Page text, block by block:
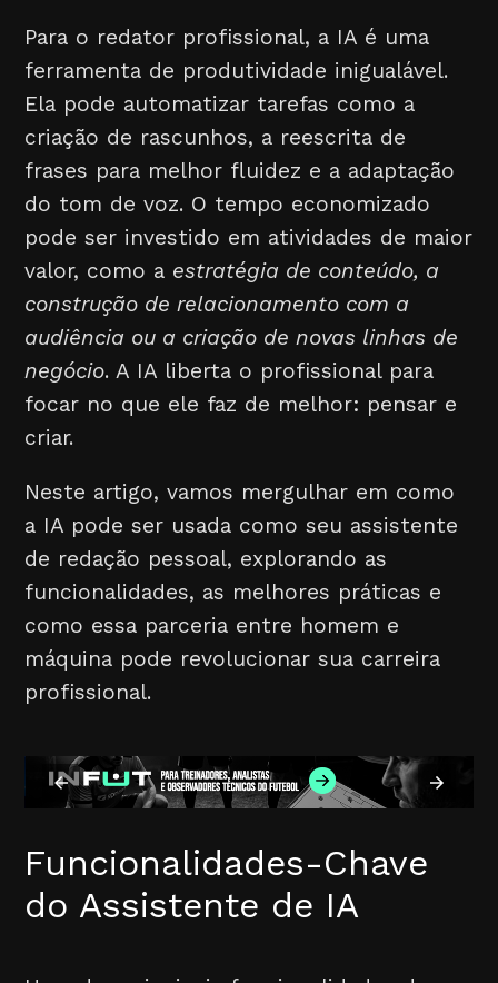
Para o redator profissional, a IA é uma
ferramenta de produtividade inigualável.
Ela pode automatizar tarefas como a
criação de rascunhos, a reescrita de
frases para melhor fluidez e a adaptação
do tom de voz. O tempo economizado
pode ser investido em atividades de maior
valor, como a estratégia de conteúdo, a
construção de relacionamento com a
audiência ou a criação de novas linhas de
negócio. A IA liberta o profissional para
focar no que ele faz de melhor: pensar e
criar.
Neste artigo, vamos mergulhar em como
a IA pode ser usada como seu assistente
de redação pessoal, explorando as
funcionalidades, as melhores práticas e
como essa parceria entre homem e
máquina pode revolucionar sua carreira
profissional.
Funcionalidades-Chave
do Assistente de IA